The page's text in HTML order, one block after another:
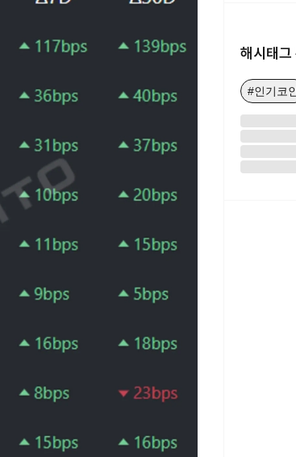
해시태그
#인기코